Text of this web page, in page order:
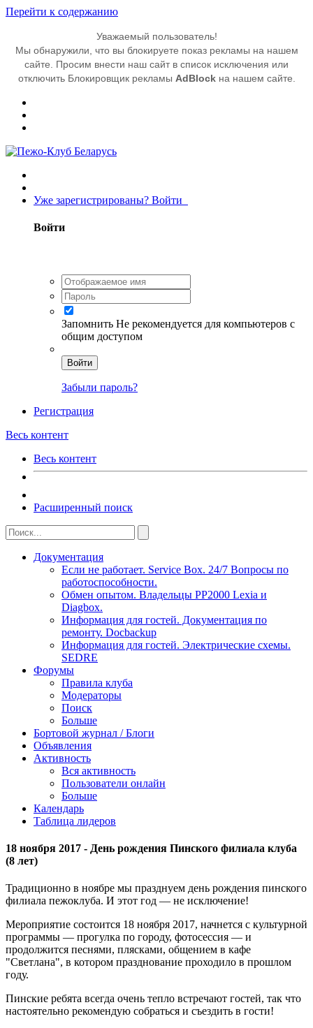
Перейти к содержанию
Уважаемый пользователь!
Мы обнаружили, что вы блокируете показ рекламы на нашем
сайте. Просим внести наш сайт в список исключения или
отключить Блокировщик рекламы AdBlock на нашем сайте.
Уже зарегистрированы? Войти
Войти
Запомнить Не рекомендуется для компьютеров с
общим доступом
Войти
Забыли пароль?
Регистрация
Весь контент
Весь контент
Расширенный поиск
Документация
Если не работает. Service Box. 24/7 Вопросы по
работоспособности.
Обмен опытом. Владельцы PP2000 Lexia и
Diagbox.
Информация для гостей. Документация по
ремонту. Docbackup
Информация для гостей. Электрические схемы.
SEDRE
Форумы
Правила клуба
Модераторы
Поиск
Больше
Бортовой журнал / Блоги
Объявления
Активность
Вся активность
Пользователи онлайн
Больше
Календарь
Таблица лидеров
18 ноября 2017 - День рождения Пинского филиала клуба
(8 лет)
Традиционно в ноябре мы празднуем день рождения пинского
филиала пежоклуба. И этот год — не исключение!
Мероприятие состоится 18 ноября 2017, начнется с культурной
программы — прогулка по городу, фотосессия — и
продолжится песнями, плясками, общением в кафе
"Светлана", в котором празднование проходило в прошлом
году.
Пинские ребята всегда очень тепло встречают гостей, так что
настоятельно рекомендую собраться и съездить в гости!